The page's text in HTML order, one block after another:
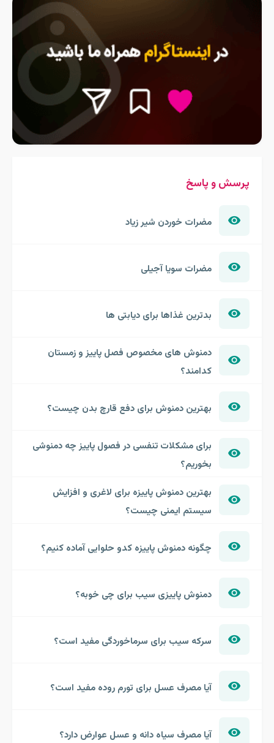
پرسش و پاسخ
مضرات خوردن شیر زیاد
مضرات سویا آجیلی
بدترین غذاها برای دیابتی ها
دمنوش های مخصوص فصل پاییز و زمستان
کدامند؟
بهترین دمنوش برای دفع قارچ بدن چیست؟
برای مشکلات تنفسی در فصول پاییز چه دمنوشی
بخوریم؟
بهترین دمنوش پاییزه برای لاغری و افزایش
سیستم ایمنی چیست؟
چگونه دمنوش پاییزه کدو حلوایی آماده کنیم؟
دمنوش پاییزی سیب برای چی خوبه؟
سرکه سیب برای سرماخوردگی مفید است؟
آیا مصرف عسل برای تورم روده مفید است؟
آیا مصرف سیاه دانه و عسل عوارض دارد؟